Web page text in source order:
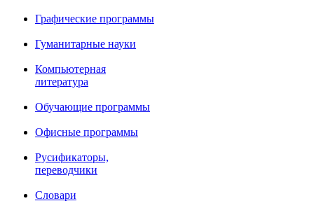
Графические программы
Гуманитарные науки
Компьютерная
литература
Обучающие программы
Офисные программы
Русификаторы,
переводчики
Словари